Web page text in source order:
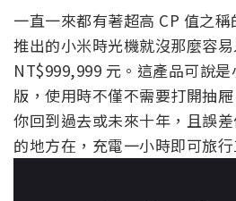
一直一來都有著超高 CP 值之
推出的小米時光機就沒那麼容
NT$999,999 元。這產品可說
版，使用時不僅不需要打開抽
你回到過去或未來十年，且誤
的地方在，充電一小時即可旅行